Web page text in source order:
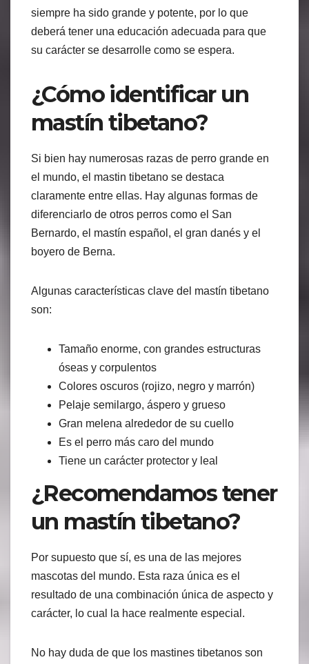
siempre ha sido grande y potente, por lo que
deberá tener una educación adecuada para que
su carácter se desarrolle como se espera.
¿Cómo identificar un
mastín tibetano?
Si bien hay numerosas razas de perro grande en
el mundo, el mastin tibetano se destaca
claramente entre ellas. Hay algunas formas de
diferenciarlo de otros perros como el San
Bernardo, el mastín español, el gran danés y el
boyero de Berna.
Algunas características clave del mastín tibetano
son:
Tamaño enorme, con grandes estructuras
óseas y corpulentos
Colores oscuros (rojizo, negro y marrón)
Pelaje semilargo, áspero y grueso
Gran melena alrededor de su cuello
Es el perro más caro del mundo
Tiene un carácter protector y leal
¿Recomendamos tener
un mastín tibetano?
Por supuesto que sí, es una de las mejores
mascotas del mundo. Esta raza única es el
resultado de una combinación única de aspecto y
carácter, lo cual la hace realmente especial.
No hay duda de que los mastines tibetanos son